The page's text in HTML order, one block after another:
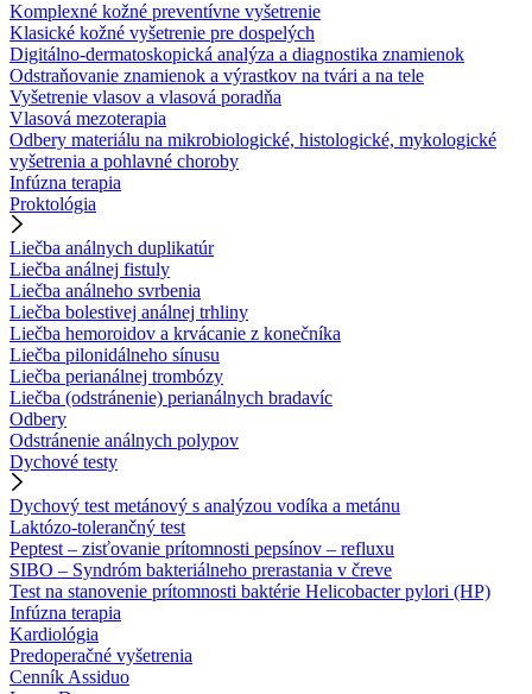
Komplexné kožné preventívne vyšetrenie
Klasické kožné vyšetrenie pre dospelých
Digitálno-dermatoskopická analýza a diagnostika znamienok
Odstraňovanie znamienok a výrastkov na tvári a na tele
Vyšetrenie vlasov a vlasová poradňa
Vlasová mezoterapia
Odbery materiálu na mikrobiologické, histologické, mykologické
vyšetrenia a pohlavné choroby
Infúzna terapia
Proktológia
Liečba análnych duplikatúr
Liečba análnej fistuly
Liečba análneho svrbenia
Liečba bolestivej análnej trhliny
Liečba hemoroidov a krvácanie z konečníka
Liečba pilonidálneho sínusu
Liečba perianálnej trombózy
Liečba (odstránenie) perianálnych bradavíc
Odbery
Odstránenie análnych polypov
Dychové testy
Dychový test metánový s analýzou vodíka a metánu
Laktózo-tolerančný test
Peptest – zisťovanie prítomnosti pepsínov – refluxu
SIBO – Syndróm bakteriálneho prerastania v čreve
Test na stanovenie prítomnosti baktérie Helicobacter pylori (HP)
Infúzna terapia
Kardiológia
Predoperačné vyšetrenia
Cenník Assiduo